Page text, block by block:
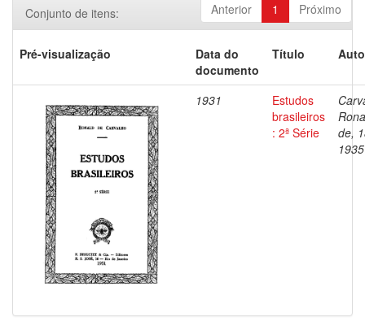
Anterior 1 Próximo
Conjunto de itens:
Pré-visualização
Data do
documento
Título
1931
Estudos
brasileiros
: 2ª Série
de,
1935